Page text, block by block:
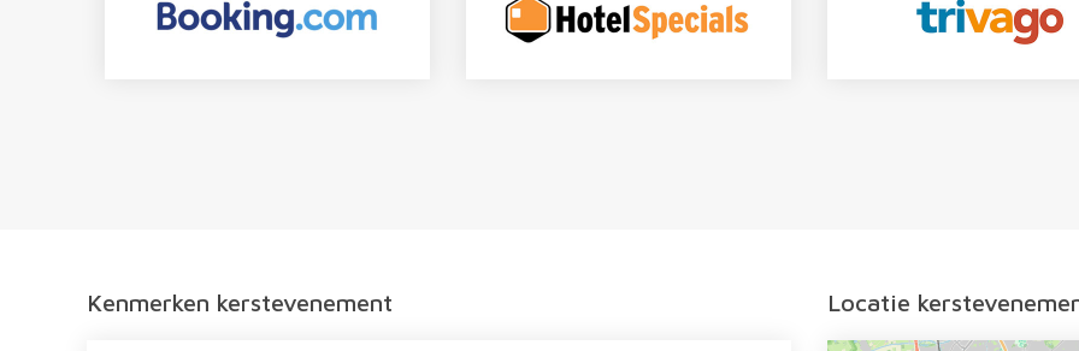
Kenmerken kerstevenement Locatie